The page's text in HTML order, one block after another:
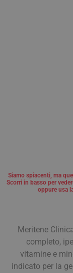
Siamo spiacenti, ma
Scorri in basso per
oppure usa
Meritene
completo,
vitamine e
indicato per la